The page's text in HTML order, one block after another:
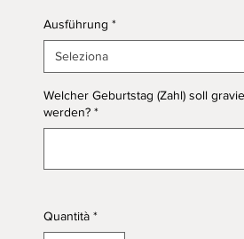
Ausführung *
Seleziona
Welcher Geburtstag (Zahl) soll
werden? *
Quantità *